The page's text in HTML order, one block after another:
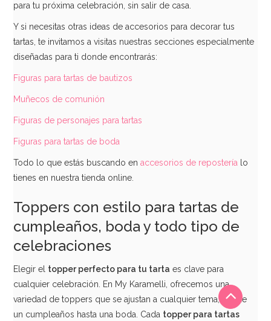
para tu próxima celebración, sin salir de casa.
Y si necesitas otras ideas de accesorios para decorar tus
tartas, te invitamos a visitas nuestras secciones especialmente
diseñadas para ti donde encontrarás:
Figuras para tartas de bautizos
Muñecos de comunión
Figuras de personajes para tartas
Figuras para tartas de boda
Todo lo que estás buscando enaccesorios de repostería lo
tienes en nuestra tienda online.
Toppers con estilo para tartas de
cumpleaños, boda y todo tipo de
celebraciones
Elegir el topper perfecto para tu tarta es clave para
cualquier celebración. En My Karamelli, ofrecemos una
variedad de toppers que se ajustan a cualquier tema, desde
un cumpleaños hasta una boda. Cada topper para tartas